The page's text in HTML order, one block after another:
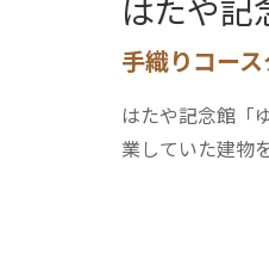
はたや
手織りコー
はたや記念館「
業していた建物